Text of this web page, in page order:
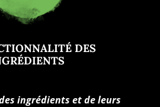
DES
ingrédients et de leurs